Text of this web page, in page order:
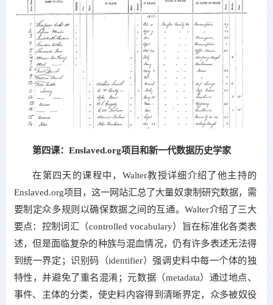
第四课：Enslaved.org项目和新一代数据历史学家
在第四天的课程中，Walter教授详细介绍了他主持的
Enslaved.org项目，这一网站汇总了大量奴隶制研究数据，需
要制定众多规则以确保数据之间的互通。Walter介绍了三大
要点：控制词汇（controlled vocabulary）旨在标准化各类表
述，但是面临复杂的种族与混血情况，仍有许多表述无法得
到统一界定；识别码（identifier）强调史料中每一个体的独
特性，并避免了重名混淆；元数据（metadata）通过地点、
事件、主体的分类，使史料内容得到清晰界定，众多被奴役